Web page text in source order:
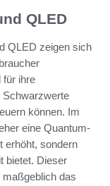
QLED
QLED zeigen sich
für ihre
Schwarzwerte
können. Im
eine Quantum-
erhöht, sondern
bietet. Dieser
maßgeblich das